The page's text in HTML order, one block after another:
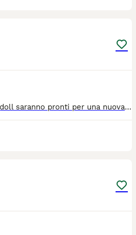
4 Splendidi cuccioli Ragdoll saranno pronti per una nuova famiglia e tantissime coccole a Settembre... Saranno ceduti a veri amanti degli animali con doppia vaccinazione e trattamento sverminazione e libretto sanitario. Prezzo molto interessante... Genitori entrambi con pedegree da riproduzione e sani... Visibili. Rimaniamo a disposizione per foto video e video chiamate senza impegno per farvi conoscere il vostro futuro compagno di vita...